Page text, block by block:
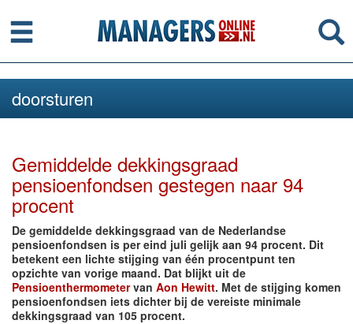
Menu
doorsturen
Gemiddelde dekkingsgraad
pensioenfondsen gestegen naar 94
procent
De gemiddelde dekkingsgraad van de Nederlandse
pensioenfondsen is per eind juli gelijk aan 94 procent. Dit
betekent een lichte stijging van één procentpunt ten
opzichte van vorige maand. Dat blijkt uit de
Pensioenthermometervan Aon Hewitt. Met de stijging komen
pensioenfondsen iets dichter bij de vereiste minimale
dekkingsgraad van 105 procent.